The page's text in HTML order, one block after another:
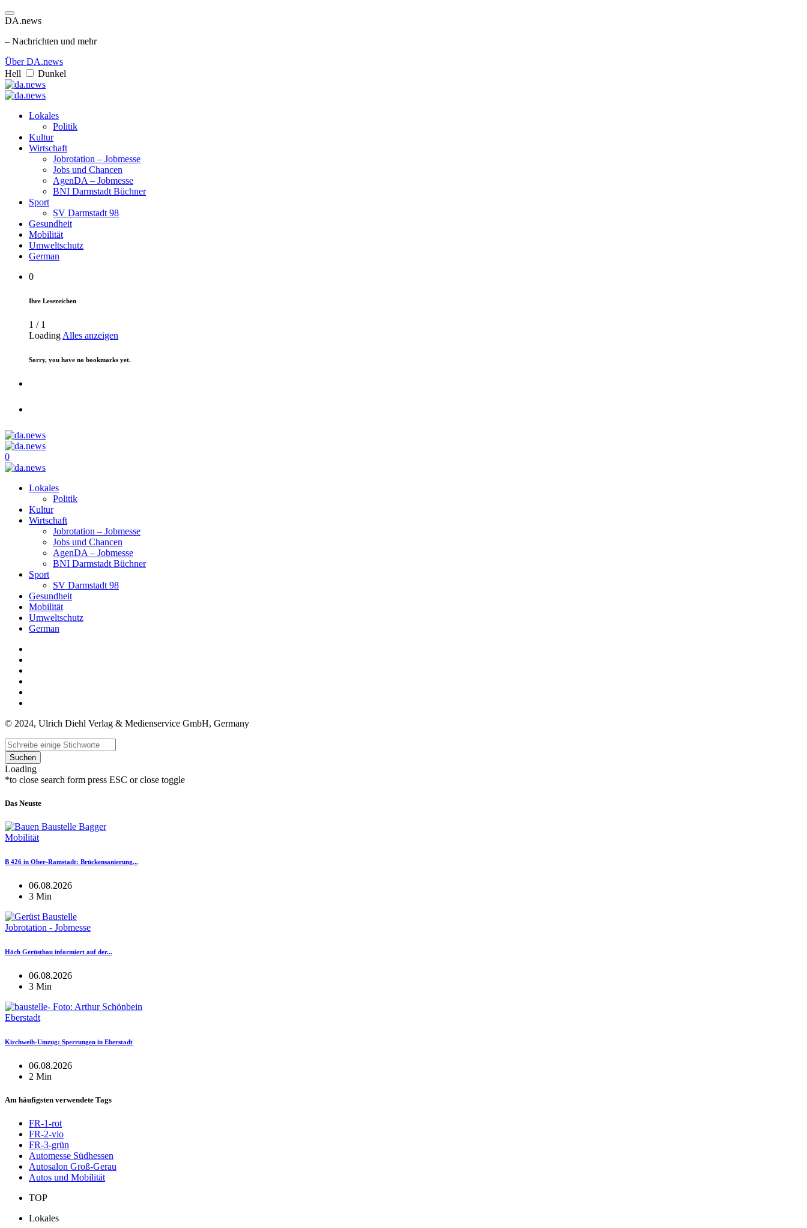
DA.news
– Nachrichten und mehr
Über DA.news
Hell
Dunkel
Lokales
Politik
Kultur
Wirtschaft
Jobrotation – Jobmesse
Jobs und Chancen
AgenDA – Jobmesse
BNI Darmstadt Büchner
Sport
SV Darmstadt 98
Gesundheit
Mobilität
Umweltschutz
German
0
Ihre Lesezeichen
1 / 1
Loading Alles anzeigen
Sorry, you have no bookmarks yet.
0
Lokales
Politik
Kultur
Wirtschaft
Jobrotation – Jobmesse
Jobs und Chancen
AgenDA – Jobmesse
BNI Darmstadt Büchner
Sport
SV Darmstadt 98
Gesundheit
Mobilität
Umweltschutz
German
© 2024, Ulrich Diehl Verlag & Medienservice GmbH, Germany
Suchen
Loading
*to close search form press ESC or close toggle
Das Neuste
Mobilität
B 426 in Ober-Ramstadt: Brückensanierung...
06.08.2026
3 Min
Jobrotation - Jobmesse
Höch Gerüstbau informiert auf der...
06.08.2026
3 Min
Eberstadt
Kirchweih-Umzug: Sperrungen in Eberstadt
06.08.2026
2 Min
Am häufigsten verwendete Tags
FR-1-rot
FR-2-vio
FR-3-grün
Automesse Südhessen
Autosalon Groß-Gerau
Autos und Mobilität
TOP
Lokales